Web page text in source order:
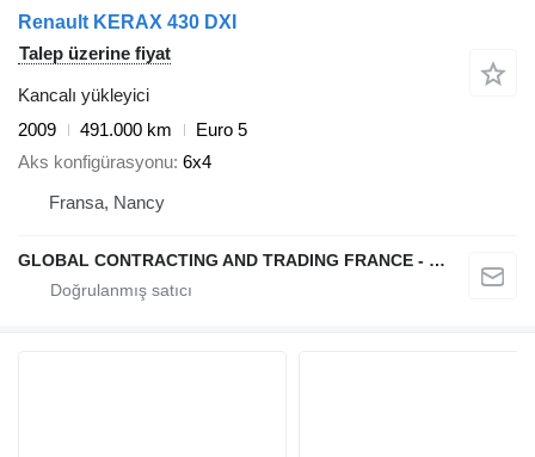
Renault KERAX 430 DXI
Talep üzerine fiyat
Kancalı yükleyici
2009
491.000 km
Euro 5
Aks konfigürasyonu 6x4
Fransa, Nancy
GLOBAL CONTRACTING AND TRADING FRANCE - GCTF